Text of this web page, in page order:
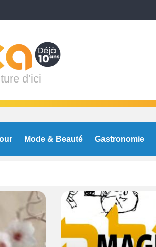
d’ici
Mode & Beauté Gastronomie